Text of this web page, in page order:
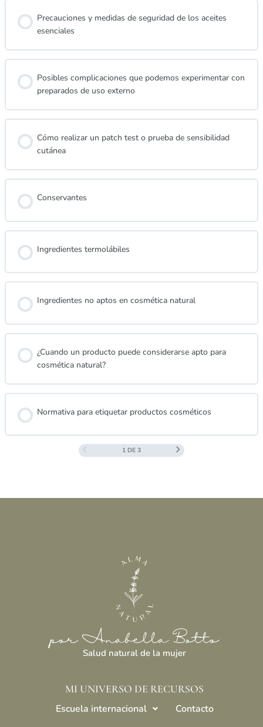
Precauciones y medidas de seguridad de los aceites
esenciales
Posibles complicaciones que podemos experimentar con
preparados de uso externo
Cómo realizar un patch test o prueba de sensibilidad
cutánea
Conservantes
Ingredientes termolábiles
Ingredientes no aptos en cosmética natural
¿Cuando un producto puede considerarse apto para
cosmética natural?
Normativa para etiquetar productos cosméticos
1 DE 3
por Anabella Botto
Salud natural de la mujer
Escuela internacional Contacto
MI UNIVERSO DE RECURSOS